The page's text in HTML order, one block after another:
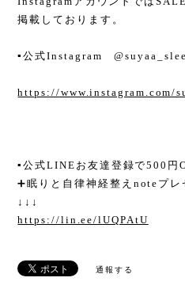
掲載しております。
▪︎公式Instagram
https://www.instagram.com/
▪︎公式LINEお友達登録で500円
➕眠りと自律神経整えnoteプレ
↓↓↓
https://lin.ee/lUQPAtU
通報する